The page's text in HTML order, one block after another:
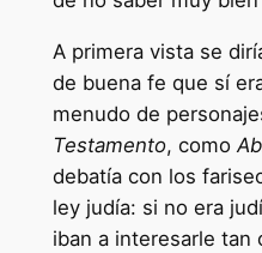
A primera vista se
de buena fe que sí
menudo de
Testamento, como
debatía con los
ley judía: si no era
iban a interesarle tan